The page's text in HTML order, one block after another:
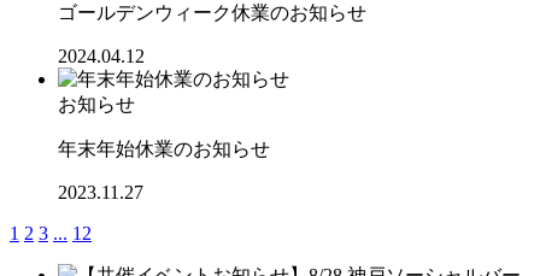
ゴールデンウィーク休業のお知らせ
2024.04.12
お知らせ
年末年始休業のお知らせ
2023.11.27
1 2 3 ... 12